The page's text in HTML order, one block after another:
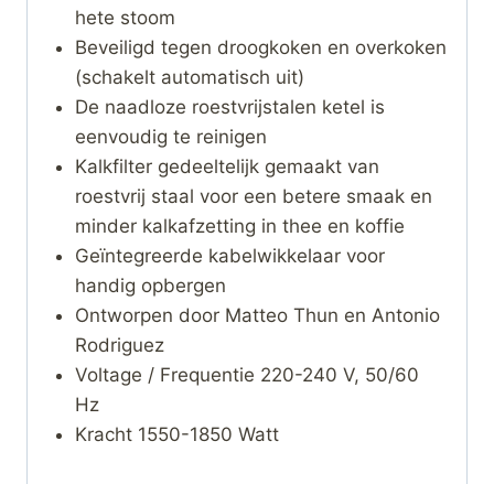
hete stoom
Beveiligd tegen droogkoken en overkoken
(schakelt automatisch uit)
De naadloze roestvrijstalen ketel is
eenvoudig te reinigen
Kalkfilter gedeeltelijk gemaakt van
roestvrij staal voor een betere smaak en
minder kalkafzetting in thee en koffie
Geïntegreerde kabelwikkelaar voor
handig opbergen
Ontworpen door Matteo Thun en Antonio
Rodriguez
Voltage / Frequentie 220-240 V, 50/60
Hz
Kracht 1550-1850 Watt